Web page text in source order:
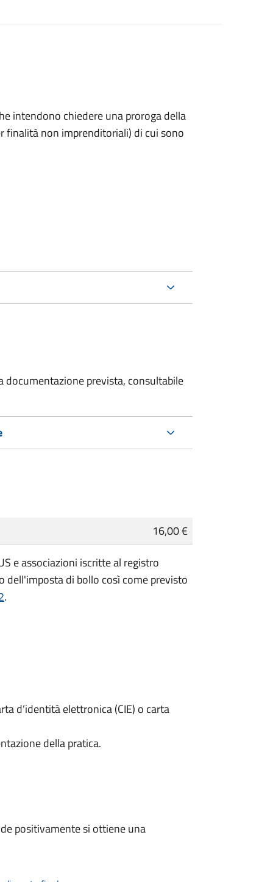
intendono chiedere una proroga della
finalità non imprenditoriali) di cui sono
prevista, consultabile
16,00 €
e associazioni iscritte al registro
dell'imposta di bollo così come previsto
.
d’identità elettronica (CIE) o carta
della pratica.
positivamente si ottiene una